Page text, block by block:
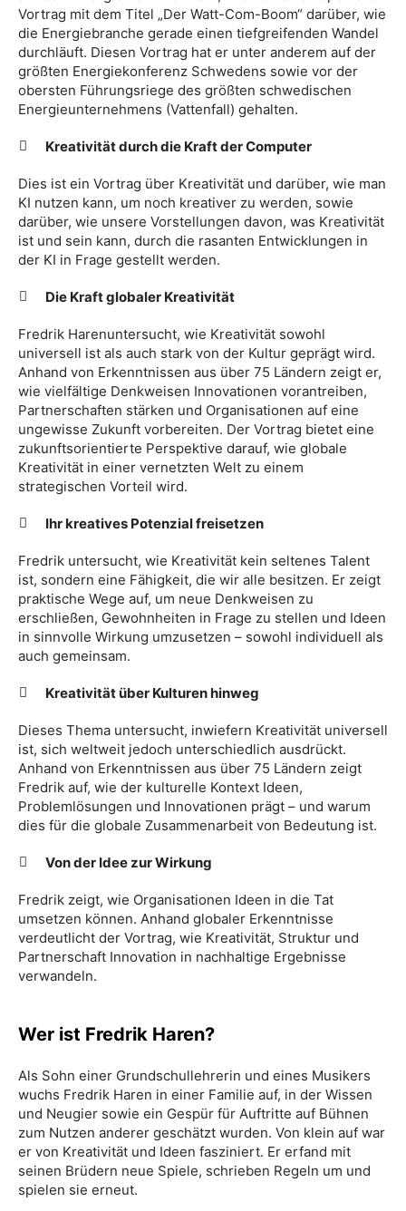
Vortrag mit dem Titel „Der Watt-Com-Boom“ darüber, wie
die Energiebranche gerade einen tiefgreifenden Wandel
durchläuft. Diesen Vortrag hat er unter anderem auf der
größten Energiekonferenz Schwedens sowie vor der
obersten Führungsriege des größten schwedischen
Energieunternehmens (Vattenfall) gehalten.
Kreativität durch die Kraft der Computer
Dies ist ein Vortrag über Kreativität und darüber, wie man
KI nutzen kann, um noch kreativer zu werden, sowie
darüber, wie unsere Vorstellungen davon, was Kreativität
ist und sein kann, durch die rasanten Entwicklungen in
der KI in Frage gestellt werden.
Die Kraft globaler Kreativität
Fredrik Harenuntersucht, wie Kreativität sowohl
universell ist als auch stark von der Kultur geprägt wird.
Anhand von Erkenntnissen aus über 75 Ländern zeigt er,
wie vielfältige Denkweisen Innovationen vorantreiben,
Partnerschaften stärken und Organisationen auf eine
ungewisse Zukunft vorbereiten. Der Vortrag bietet eine
zukunftsorientierte Perspektive darauf, wie globale
Kreativität in einer vernetzten Welt zu einem
strategischen Vorteil wird.
Ihr kreatives Potenzial freisetzen
Fredrik untersucht, wie Kreativität kein seltenes Talent
ist, sondern eine Fähigkeit, die wir alle besitzen. Er zeigt
praktische Wege auf, um neue Denkweisen zu
erschließen, Gewohnheiten in Frage zu stellen und Ideen
in sinnvolle Wirkung umzusetzen – sowohl individuell als
auch gemeinsam.
Kreativität über Kulturen hinweg
Dieses Thema untersucht, inwiefern Kreativität universell
ist, sich weltweit jedoch unterschiedlich ausdrückt.
Anhand von Erkenntnissen aus über 75 Ländern zeigt
Fredrik auf, wie der kulturelle Kontext Ideen,
Problemlösungen und Innovationen prägt – und warum
dies für die globale Zusammenarbeit von Bedeutung ist.
Von der Idee zur Wirkung
Fredrik zeigt, wie Organisationen Ideen in die Tat
umsetzen können. Anhand globaler Erkenntnisse
verdeutlicht der Vortrag, wie Kreativität, Struktur und
Partnerschaft Innovation in nachhaltige Ergebnisse
verwandeln.
Wer ist Fredrik Haren?
Als Sohn einer Grundschullehrerin und eines Musikers
wuchs Fredrik Haren in einer Familie auf, in der Wissen
und Neugier sowie ein Gespür für Auftritte auf Bühnen
zum Nutzen anderer geschätzt wurden. Von klein auf war
er von Kreativität und Ideen fasziniert. Er erfand mit
seinen Brüdern neue Spiele, schrieben Regeln um und
spielen sie erneut.